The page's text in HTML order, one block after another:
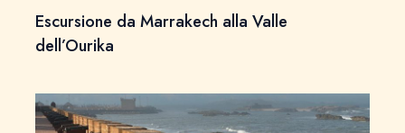
Escursione da Marrakech alla Valle
dell’Ourika